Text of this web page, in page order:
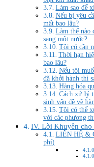
Làm sao để
Nếu bị yêu
mất bao lâu?
Làm thế nào
sang một nước?
Tôi có cần
Thời hạn
bao lâu?
Nếu tôi
đã khởi hành thì
Hàng hóa
Cách xử lý
sinh vấn đề về
Tôi có thể
với các phương
IV. Lời Khuyên
LIÊN HỆ &
phí)